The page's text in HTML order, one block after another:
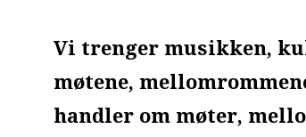
Vi trenger musikken,
møtene,
handler om møter,